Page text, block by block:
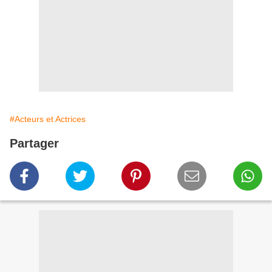
#Acteurs et Actrices
Partager